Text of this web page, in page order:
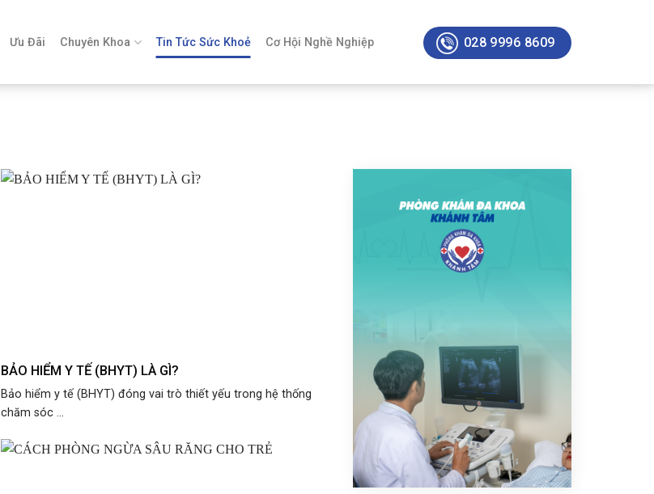
Ưu Đãi Chuyên Khoa Tin Tức Sức Khoẻ Cơ Hội Nghề Nghiệp 028 9996 8609
BẢO HIỂM Y TẾ (BHYT) LÀ GÌ?
Bảo hiểm y tế (BHYT) đóng vai trò thiết yếu trong hệ thống
chăm sóc ...